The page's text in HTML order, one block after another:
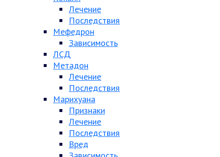
Лечение
Последствия
Мефедрон
Зависимость
ЛСД
Метадон
Лечение
Последствия
Марихуана
Признаки
Лечение
Последствия
Вред